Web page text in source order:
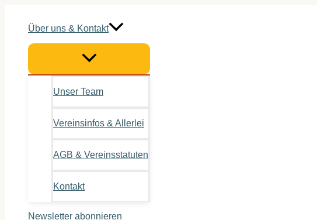
springen
Über uns & Kontakt
Unser Team
Vereinsinfos & Allerlei
AGB & Vereinsstatuten
Kontakt
Newsletter abonnieren